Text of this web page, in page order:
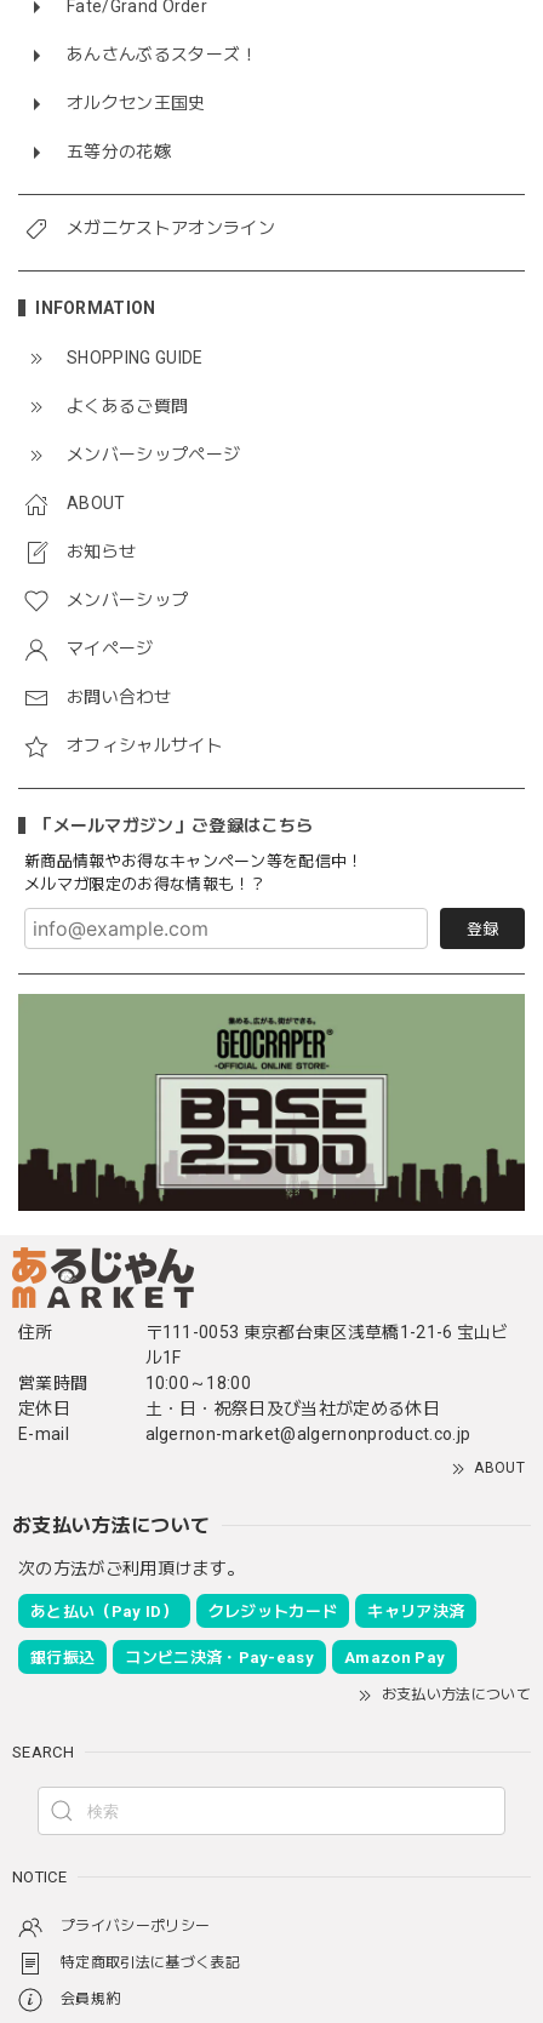
Fate/Grand Order
あんさんぶるスターズ！
オルクセン王国史
五等分の花嫁
メガニケストアオンライン
INFORMATION
SHOPPING GUIDE
よくあるご質問
メンバーシップページ
ABOUT
お知らせ
メンバーシップ
マイページ
お問い合わせ
オフィシャルサイト
「メールマガジン」ご登録はこちら
新商品情報やお得なキャンペーン等を配信中！
メルマガ限定のお得な情報も！？
登録
住所
〒111-0053 東京都台東区浅草橋1-21-6 宝山ビ
ル1F
営業時間
10:00～18:00
定休日
土・日・祝祭日及び当社が定める休日
E-mail
algernon-market@algernonproduct.co.jp
ABOUT
お支払い方法について
次の方法がご利用頂けます。
あと払い（Pay ID） クレジットカード キャリア決済
銀行振込 コンビニ決済・Pay-easy Amazon Pay
お支払い方法について
SEARCH
NOTICE
プライバシーポリシー
特定商取引法に基づく表記
会員規約